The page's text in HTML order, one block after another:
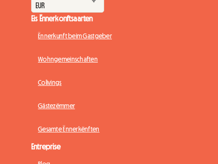
Eis Ënnerkonftsaarten
Ënnerkunft beim Gastgeber
Wohngemeinschaften
Colivings
Gästezëmmer
Gesamte Ënnerkënften
Entreprise